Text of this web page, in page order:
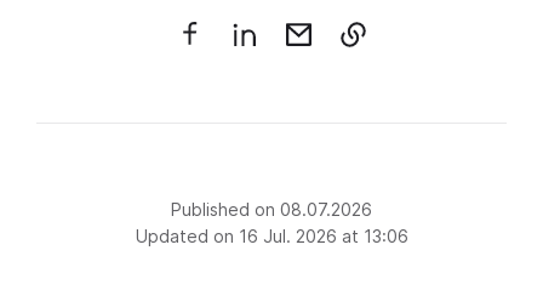
Published on 08.07.2026
Updated on 16 Jul. 2026 at 13:06